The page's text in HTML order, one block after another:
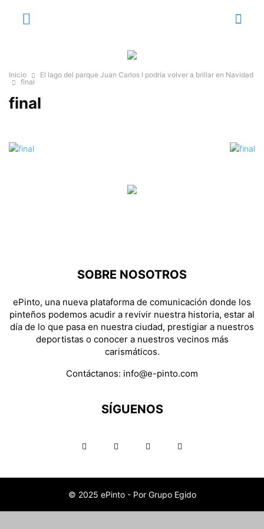
Inicio
El lago del parque Juan Carlos I podría volver a brillar en Navidad
final
final
SOBRE NOSOTROS
ePinto, una nueva plataforma de comunicación donde los
pinteños podemos acudir a revivir nuestra historia, estar al
día de lo que pasa en nuestra ciudad, prestigiar a nuestros
deportistas o conocer a nuestros vecinos más
carismáticos.
Contáctanos: info@e-pinto.com
SÍGUENOS
© 2025 ePinto - Por Grupo Egido